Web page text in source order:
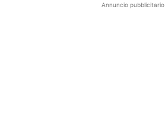
Annuncio pubblicitario